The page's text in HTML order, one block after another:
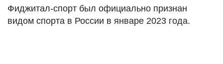
Фиджитал-спорт был официально признан
видом спорта в России в январе 2023 года.